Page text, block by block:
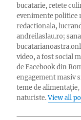
bucatarie, retete
evenimente politice
redactionala,
andreilaslau.ro;
video, a fost social
de Facebook din
engagement masiv
teme de
naturiste.View all